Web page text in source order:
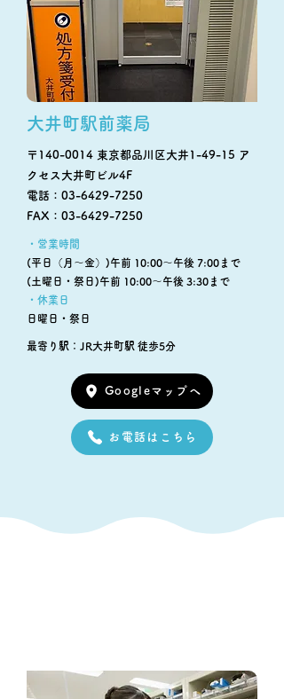
大井町駅前薬局
〒140-0014 東京都品川区大井1-49-15 ア
クセス大井町ビル4F
電話：03-6429-7250
FAX：03-6429-7250
・営業時間
(平日（月～金）)午前 10:00～午後 7:00まで
(土曜日・祭日)午前 10:00～午後 3:30まで
・休業日
日曜日・祭日
最寄り駅：JR大井町駅 徒歩5分
Googleマップへ
お電話はこちら